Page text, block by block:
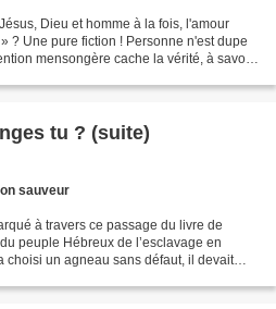
Dieu et homme à la fois, l'amour
? Une pure fiction ! Personne n'est dupe
mensongère cache la vérité, à savoir
tu ? (suite)
sauveur
à travers ce passage du livre de
peuple Hébreux de l’esclavage en
choisi un agneau sans défaut, il devait